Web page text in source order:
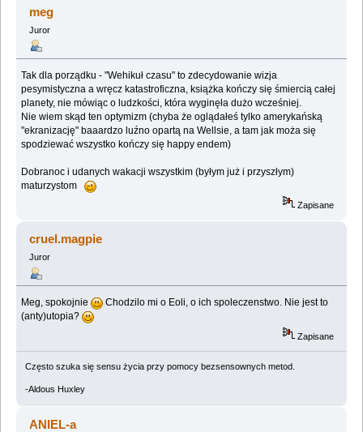
meg
Juror
Tak dla porządku - "Wehikuł czasu" to zdecydowanie wizja
pesymistyczna a wręcz katastroficzna, książka kończy się śmiercią całej
planety, nie mówiąc o ludzkości, która wyginęła dużo wcześniej.
Nie wiem skąd ten optymizm (chyba że oglądałeś tylko amerykańską
"ekranizację" baaardzo luźno opartą na Wellsie, a tam jak moża się
spodziewać wszystko kończy się happy endem)
Dobranoc i udanych wakacji wszystkim (byłym już i przyszłym)
maturzystom
Zapisane
cruel.magpie
Juror
Meg, spokojnie
Chodzilo mi o Eoli, o ich spoleczenstwo. Nie jest to
(anty)utopia?
Zapisane
Często szuka się sensu życia przy pomocy bezsensownych metod.
-Aldous Huxley
ANIEL-a